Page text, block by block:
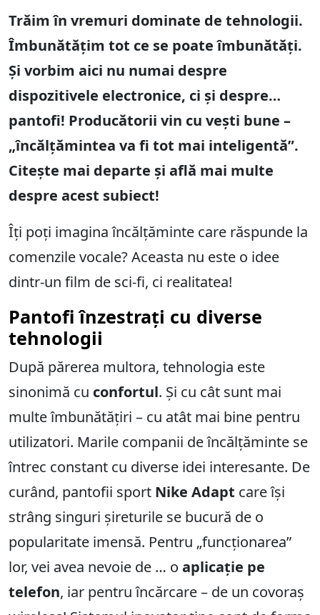
Trăim în vremuri dominate de tehnologii.
Îmbunătățim tot ce se poate îmbunătăți.
Și vorbim aici nu numai despre
dispozitivele electronice, ci și despre…
pantofi! Producătorii vin cu vești bune –
„încălțămintea va fi tot mai inteligentă”.
Citește mai departe și află mai multe
despre acest subiect!
Îți poți imagina încălțăminte care răspunde la
comenzile vocale? Aceasta nu este o idee
dintr-un film de sci-fi, ci realitatea!
Pantofi înzestrați cu diverse
tehnologii
După părerea multora, tehnologia este
sinonimă cu confortul. Și cu cât sunt mai
multe îmbunătățiri – cu atât mai bine pentru
utilizatori. Marile companii de încălțăminte se
întrec constant cu diverse idei interesante. De
curând, pantofii sport Nike Adapt care își
strâng singuri șireturile se bucură de o
popularitate imensă. Pentru „funcționarea”
lor, vei avea nevoie de … o aplicație pe
telefon, iar pentru încărcare – de un covoraș